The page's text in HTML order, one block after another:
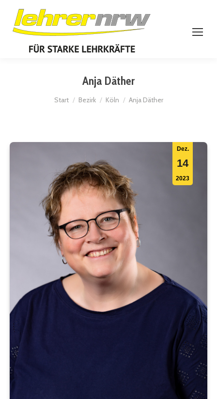
Anja Däther
Sie befinden sich hier:
Start Bezirk Köln Anja Däther
Dez.
14
2023